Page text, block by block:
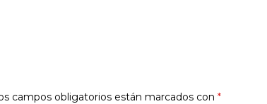
campos obligatorios están marcados con *